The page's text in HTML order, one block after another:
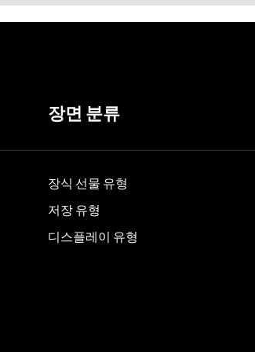
장면 분류
장식 선물 유형
저장 유형
디스플레이 유형